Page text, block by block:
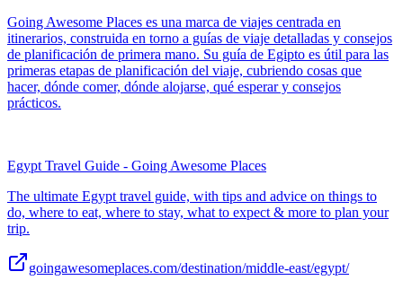
Going Awesome Places es una marca de viajes centrada en
itinerarios, construida en torno a guías de viaje detalladas y consejos
de planificación de primera mano. Su guía de Egipto es útil para las
primeras etapas de planificación del viaje, cubriendo cosas que
hacer, dónde comer, dónde alojarse, qué esperar y consejos
prácticos.
Egypt Travel Guide - Going Awesome Places
The ultimate Egypt travel guide, with tips and advice on things to
do, where to eat, where to stay, what to expect & more to plan your
trip.
goingawesomeplaces.com/destination/middle-east/egypt/